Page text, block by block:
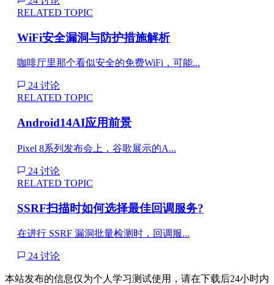
RELATED TOPIC
WiFi安全漏洞与防护措施解析
咖啡厅里那个看似安全的免费WiFi，可能...
24 讨论
RELATED TOPIC
Android14AI应用前景
Pixel 8系列发布会上，谷歌展示的A...
24 讨论
RELATED TOPIC
SSRF扫描时如何选择最佳回调服务?
在进行 SSRF 漏洞批量检测时，回调服...
24 讨论
本站发布的信息仅为个人学习测试使用，请在下载后24小时内